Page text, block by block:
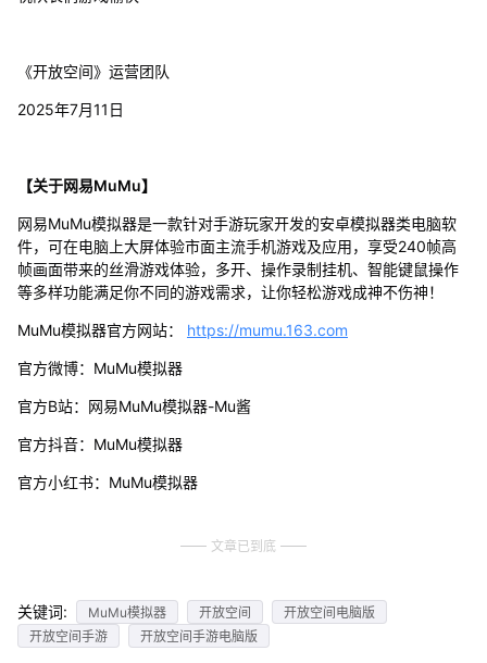
《开放空间》运营团队
2025年7月11日
【关于网易MuMu】
网易MuMu模拟器是一款针对手游玩家开发的安卓模拟器类电脑软
件，可在电脑上大屏体验市面主流手机游戏及应用，享受240帧高
帧画面带来的丝滑游戏体验，多开、操作录制挂机、智能键鼠操作
等多样功能满足你不同的游戏需求，让你轻松游戏成神不伤神！
MuMu模拟器官方网站： https://mumu.163.com
官方微博：MuMu模拟器
官方B站：网易MuMu模拟器-Mu酱
官方抖音：MuMu模拟器
官方小红书：MuMu模拟器
文章已到底
关键词: MuMu模拟器 开放空间
开放空间电脑版
开放空间手游
开放空间手游电脑版